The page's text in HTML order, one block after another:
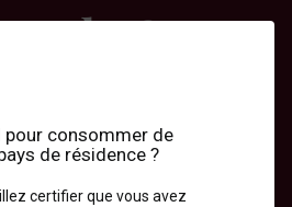
pour consommer de
de résidence ?
certifier que vous avez
de Coeur